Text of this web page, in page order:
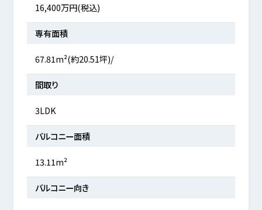
16,400万円(税込)
専有面積
67.81m²(約20.51坪)/
間取り
3LDK
バルコニー面積
13.11m²
バルコニー向き